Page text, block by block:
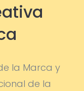
la Marca y
de la